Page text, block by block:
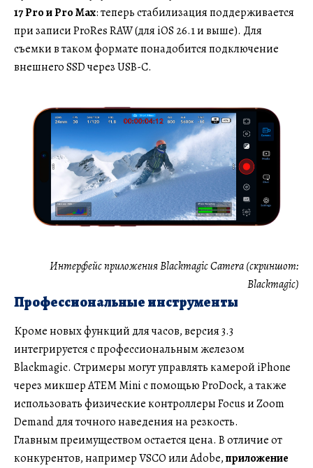
17 Pro и Pro Max: теперь стабилизация поддерживается
при записи ProRes RAW (для iOS 26.1 и выше). Для
съемки в таком формате понадобится подключение
внешнего SSD через USB-C.
Интерфейс приложения Blackmagic Camera (скриншот:
Blackmagic)
Профессиональные инструменты
Кроме новых функций для часов, версия 3.3
интегрируется с профессиональным железом
Blackmagic. Стримеры могут управлять камерой iPhone
через микшер ATEM Mini с помощью ProDock, а также
использовать физические контроллеры Focus и Zoom
Demand для точного наведения на резкость.
Главным преимуществом остается цена. В отличие от
конкурентов, например VSCO или Adobe,приложение